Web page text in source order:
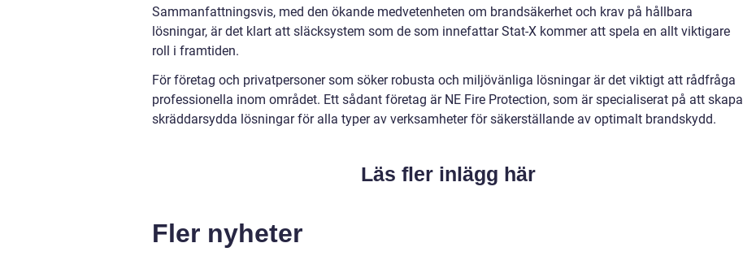
Sammanfattningsvis, med den ökande medvetenheten om brandsäkerhet och krav på hållbara
lösningar, är det klart att släcksystem som de som innefattar Stat-X kommer att spela en allt viktigare
roll i framtiden.
För företag och privatpersoner som söker robusta och miljövänliga lösningar är det viktigt att rådfråga
professionella inom området. Ett sådant företag är NE Fire Protection, som är specialiserat på att skapa
skräddarsydda lösningar för alla typer av verksamheter för säkerställande av optimalt brandskydd.
Läs fler inlägg här
Fler nyheter